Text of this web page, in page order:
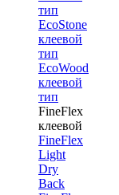
тип
EcoStone
клеевой
тип
EcoWood
клеевой
тип
FineFlex
клеевой
FineFlex
Light
Dry
Back